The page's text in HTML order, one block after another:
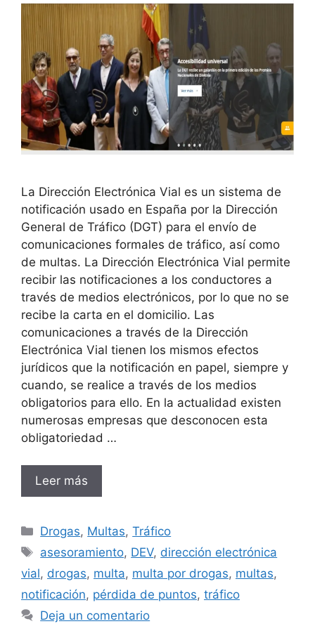
La Dirección Electrónica Vial es un sistema de
notificación usado en España por la Dirección
General de Tráfico (DGT) para el envío de
comunicaciones formales de tráfico, así como
de multas. La Dirección Electrónica Vial permite
recibir las notificaciones a los conductores a
través de medios electrónicos, por lo que no se
recibe la carta en el domicilio. Las
comunicaciones a través de la Dirección
Electrónica Vial tienen los mismos efectos
jurídicos que la notificación en papel, siempre y
cuando, se realice a través de los medios
obligatorios para ello. En la actualidad existen
numerosas empresas que desconocen esta
obligatoriedad …
Leer más
Categorías
Drogas, Multas,Tráfico
Etiquetas
asesoramiento, DEV, dirección electrónica
vial, drogas, multa, multa por drogas, multas,
notificación, pérdida de puntos, tráfico
Deja un comentario